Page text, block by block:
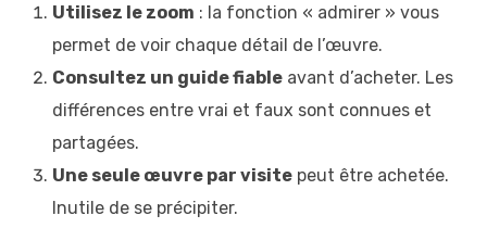
Utilisez le zoom : la fonction « admirer » vous
permet de voir chaque détail de l’œuvre.
Consultez un guide fiable avant d’acheter. Les
différences entre vrai et faux sont connues et
partagées.
Une seule œuvre par visite peut être achetée.
Inutile de se précipiter.